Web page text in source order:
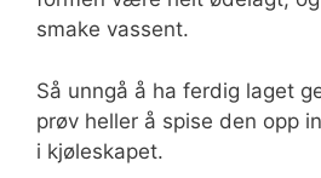
smake vassent.
Så unngå å ha ferdig laget
prøv heller å spise den opp
i kjøleskapet.